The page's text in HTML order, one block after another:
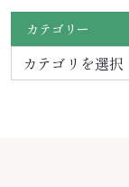
カテゴリー